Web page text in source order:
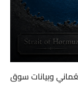
وبيانات سوق